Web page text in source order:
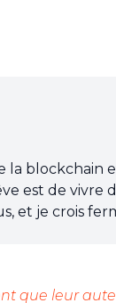
la blockchain
est de vivre
et je crois
que leur